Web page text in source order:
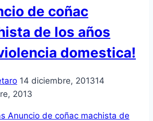
de coñac
de los años
domestica!
14 diciembre, 201314
2013
Anuncio de coñac machista de